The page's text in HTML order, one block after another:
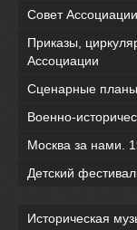
Совет Ассоциации
Приказы,
Ассоциации
Сценарные планы
Военно-
Москва за нами.
Детский
Историческая